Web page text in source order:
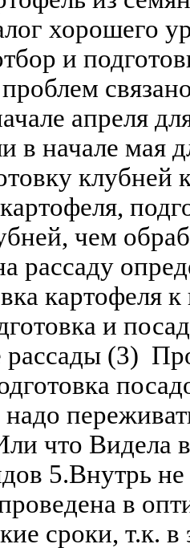
хорошего
и
апреля
в начале мая
клубней
чем
рассаду
картофеля к
и
(3)
что Видела
5.Внутрь
в
сроки, т.к.